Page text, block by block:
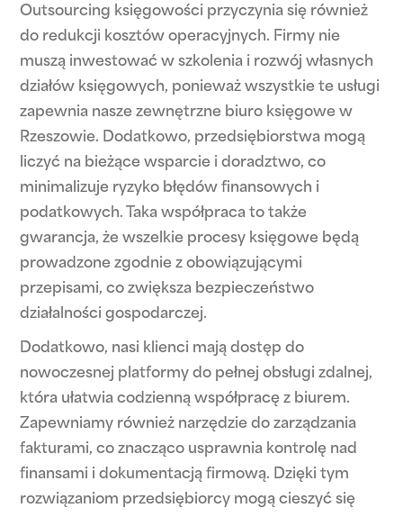
Outsourcing księgowości przyczynia się również
do redukcji kosztów operacyjnych. Firmy nie
muszą inwestować w szkolenia i rozwój własnych
działów księgowych, ponieważ wszystkie te usługi
zapewnia nasze zewnętrzne biuro księgowe w
Rzeszowie. Dodatkowo, przedsiębiorstwa mogą
liczyć na bieżące wsparcie i doradztwo, co
minimalizuje ryzyko błędów finansowych i
podatkowych. Taka współpraca to także
gwarancja, że wszelkie procesy księgowe będą
prowadzone zgodnie z obowiązującymi
przepisami, co zwiększa bezpieczeństwo
działalności gospodarczej.
Dodatkowo, nasi klienci mają dostęp do
nowoczesnej platformy do pełnej obsługi zdalnej,
która ułatwia codzienną współpracę z biurem.
Zapewniamy również narzędzie do zarządzania
fakturami, co znacząco usprawnia kontrolę nad
finansami i dokumentacją firmową. Dzięki tym
rozwiązaniom przedsiębiorcy mogą cieszyć się